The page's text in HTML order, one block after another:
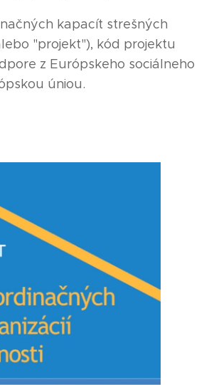
kapacít strešných
"projekt"), kód projektu
z Európskeho sociálneho
úniou.